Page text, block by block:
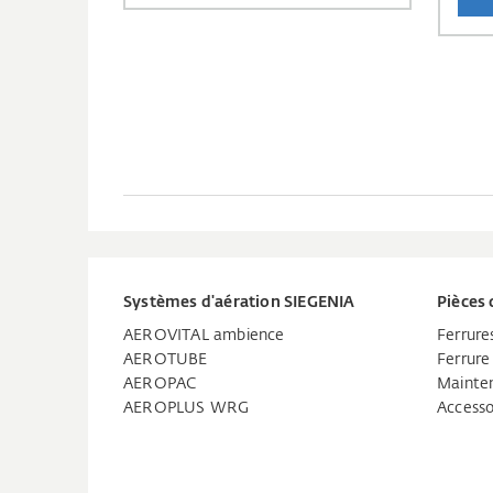
Systèmes d'aération SIEGENIA
AEROVITAL ambience
AEROTUBE
AEROPAC
AEROPLUS WRG